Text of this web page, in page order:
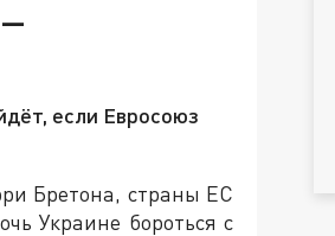
если Евросоюз
Бретона, страны ЕС
Украине бороться с